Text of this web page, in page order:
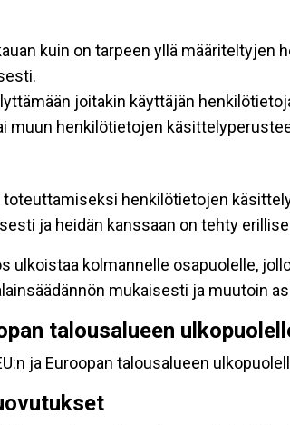
kuin on tarpeen yllä
joitakin käyttäjän
muun henkilötietojen
henkilötietojen
ja heidän kanssaan on tehty
ulkoistaa kolmannelle osapuolelle,
mukaisesti ja muutoin
talousalueen
ja Euroopan talousalueen